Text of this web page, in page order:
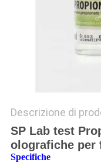
Descrizione di
SP Lab test
olografiche per
Specifiche